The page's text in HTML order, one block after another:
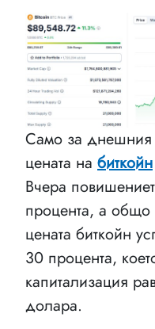
Само за днешния
цената на биткойн
Вчера
процента, а общо
цената биткойн
30 процента,
капитализация
долара.